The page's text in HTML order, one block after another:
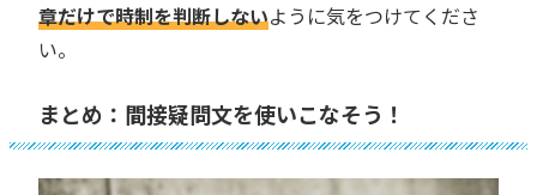
章だけで時制を判断しないように気をつけてくださ
い。
まとめ：間接疑問文を使いこなそう！